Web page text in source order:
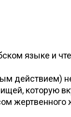
языке и
действием)
которую
жертвенного